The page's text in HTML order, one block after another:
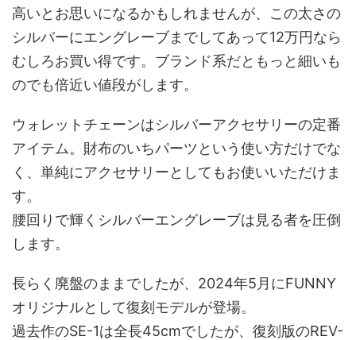
高いとお思いになるかもしれませんが、この太さの
シルバーにエングレーブまでしてあって12万円なら
むしろお買い得です。ブランド系だともっと細いも
のでも倍近い値段がします。
ウォレットチェーンはシルバーアクセサリーの定番
アイテム。財布のいちパーツという使い方だけでな
く、単純にアクセサリーとしてもお使いいただけま
す。
腰回りで輝くシルバーエングレーブは見る者を圧倒
します。
長らく廃盤のままでしたが、2024年5月にFUNNY
オリジナルとして復刻モデルが登場。
過去作のSE-1は全長45cmでしたが、復刻版のREV-